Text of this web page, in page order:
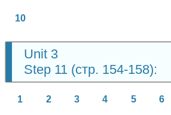
10
Unit 3
Step 11 (стр. 154-158):
1 2 3 4 5 6